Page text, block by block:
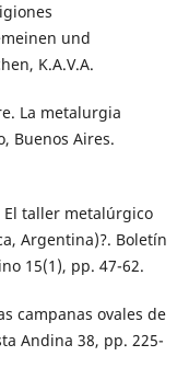
und
K.A.V.A.
La metalurgia
Buenos Aires.
El taller metalúrgico
Argentina)?. Boletín
15(1), pp. 47-62.
campanas ovales de
Andina 38, pp. 225-